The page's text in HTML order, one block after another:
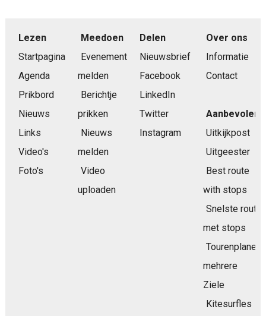
Lezen
Startpagina
Agenda
Prikbord
Nieuws
Links
Video's
Foto's
Meedoen
Evenement
melden
Berichtje
prikken
Nieuws
melden
Video
uploaden
Delen
Nieuwsbrief
Facebook
LinkedIn
Twitter
Instagram
Over ons
Informatie
Contact
Aanbevolen
Uitkijkpost
Uitgeester
Best route
with stops
Snelste route
met stops
Tourenplaner
mehrere
Ziele
Kitesurfles